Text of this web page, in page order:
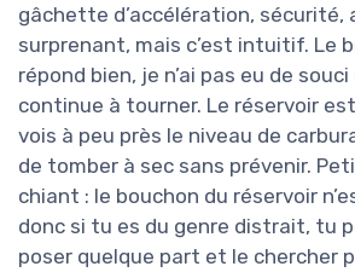
gâchette d’accélération, sécurité,
surprenant, mais c’est intuitif. Le
répond bien, je n’ai pas eu de
continue à tourner. Le réservoir
vois à peu près le niveau de
de tomber à sec sans prévenir.
chiant : le bouchon du réservoir
donc si tu es du genre distrait, tu
poser quelque part et le chercher